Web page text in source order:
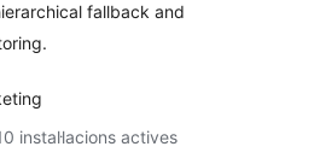
fallback and
instal·lacions actives